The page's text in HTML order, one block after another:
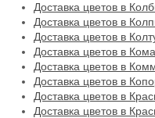
Доставка цветов в
Доставка цветов в
Доставка цветов в
Доставка цветов в
Доставка цветов в
Доставка цветов в
Доставка цветов в
Доставка цветов в